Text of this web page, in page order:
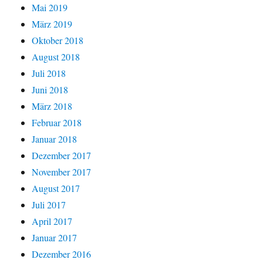
Mai 2019
März 2019
Oktober 2018
August 2018
Juli 2018
Juni 2018
März 2018
Februar 2018
Januar 2018
Dezember 2017
November 2017
August 2017
Juli 2017
April 2017
Januar 2017
Dezember 2016